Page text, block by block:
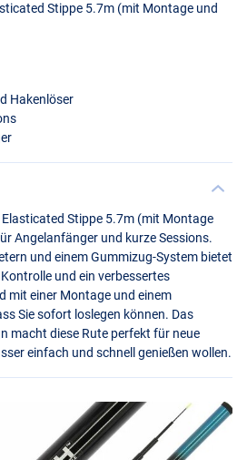
Stippe 5.7m (mit Montage und
Hakenlöser
Stippe 5.7m (mit Montage
Angelanfänger und kurze Sessions.
und einem Gummizug-System bietet
und ein verbessertes
mit einer Montage und einem
Sie sofort loslegen können. Das
macht diese Rute perfekt für neue
einfach und schnell genießen wollen.